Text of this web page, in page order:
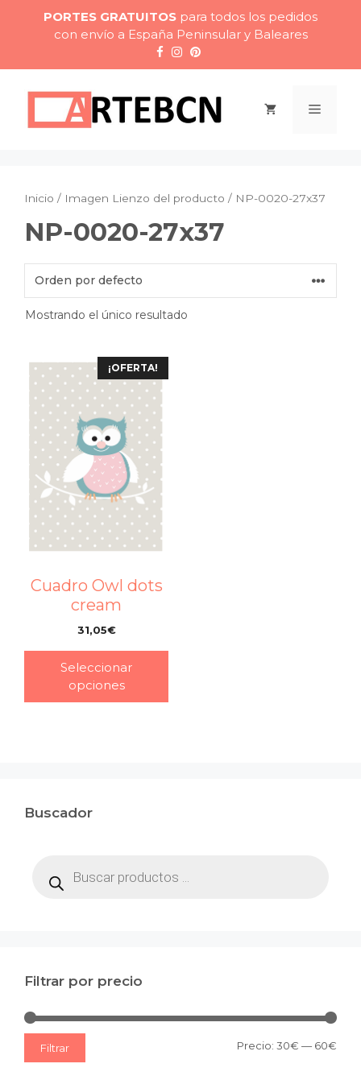
contenido
PORTES GRATUITOS para todos los pedidos
con envío a España Peninsular y Baleares
Menú
Inicio / Imagen Lienzo del producto / NP-0020-27x37
NP-0020-27x37
Mostrando el único resultado
¡OFERTA!
Cuadro Owl dots
cream
31,05€
Seleccionar
opciones
Buscador
productos
Filtrar por precio
Filtrar Precio: 30€ — 60€